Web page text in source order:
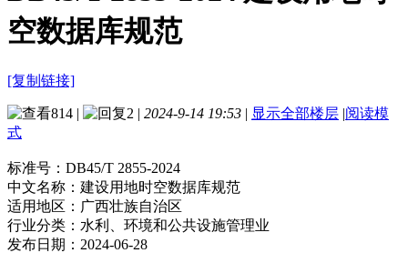
空数据库规范
[复制链接]
814 | 2 | 2024-9-14 19:53 | 显示全部楼层 |阅读模
式
标准号： DB45/T 2855-2024
中文名称： 建设用地时空数据库规范
适用地区： 广西壮族自治区
行业分类： 水利、环境和公共设施管理业
发布日期： 2024-06-28